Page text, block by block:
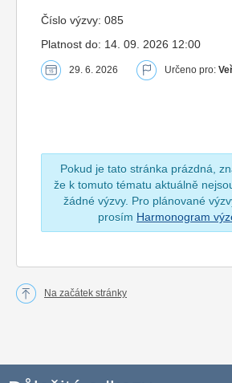
Číslo výzvy: 085
Platnost do: 14. 09. 2026 12:00
29. 6. 2026 Určeno pro:
Pokud je tato stránka prázdná,
že k tomuto tématu aktuálně
žádné výzvy. Pro plánované
prosím Harmonogram
Na začátek stránky